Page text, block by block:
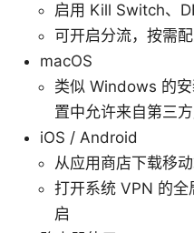
启用 Kill Switch、
可开启分流，按需
macOS
类似 Windows 的
置中允许来自第三
iOS / Android
从应用商店下载移
打开系统 VPN 的全
启